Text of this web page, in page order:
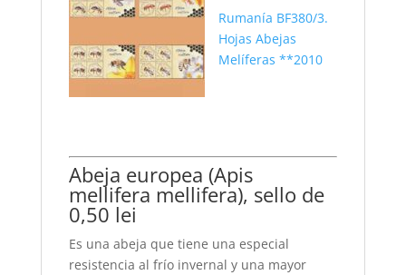
Rumanía BF380/3.
Hojas Abejas
Melíferas **2010
Abeja europea (Apis
mellifera mellifera), sello de
0,50 lei
Es una abeja que tiene una especial
resistencia al frío invernal y una mayor